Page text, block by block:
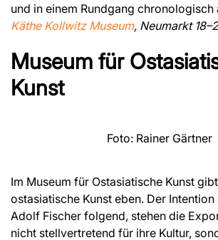
und in einem Rundgang chronologisch
Käthe Kollwitz Museum, Neumarkt
Museum für
Kunst
Foto: Rainer Gärtner
Im Museum für Ostasiatische Kunst
ostasiatische Kunst eben. Der
Adolf Fischer folgend, stehen die
nicht stellvertretend für ihre Kultur,